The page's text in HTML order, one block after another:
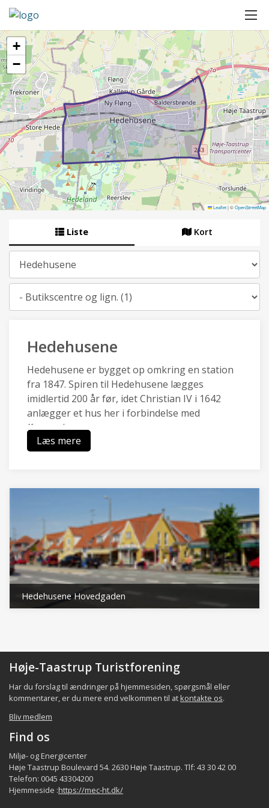
+
−
Leaflet|©OpenStreetMap
Liste Kort
Hedehusene
Hedehusene er bygget op omkring en station
fra 1847. Spiren til Hedehusene lægges
imidlertid 200 år før, idet Christian IV i 1642
anlægger et hus her i forbindelse med
Kongevejen.
Hedehusene en af de ældste stations- og
boligbebyggelser, industri- og
håndværksbygninger, landsbysamfund,
gadeforløb og grusgrav er bevaret.
Hedehusene er omgivet af landbrugsarealer og
åbent land, og i midten af byen ligger stationen
og Hovedgaden, der udgør et centrum for hele
byen.
Det lokale samfund i bydelen består bl.a. af
et kvalificeret estimat), jfr. følgende tabel:
Bydel
Indbyggere
Virksom./beskæftig.
Hedehusene
Hele
kommune
~ 60.000 ~2.800-~44.000*)
*) heraf indpendlere ca. 32.000 udpendlere ca. 22.000 **)
Læs mere
Hedehusene Hovedgaden
Høje-Taastrup Turistforening
Har du forslag til ændringer på hjemmesiden, spørgsmål eller
kommentarer, er du mere end velkommen til at kontakte os.
Bliv medlem
Find os
Miljø- og Energicenter
Høje Taastrup Boulevard 54. 2630 Høje Taastrup. Tlf: 43 30 42 00
Telefon: 0045 43304200
Hjemmeside :https://mec-ht.dk/